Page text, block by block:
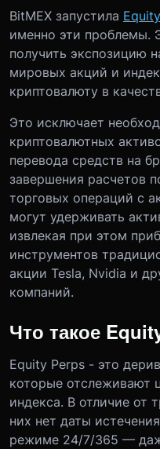
BitMEX запустила
именно эти проблемы.
получить экспозицию
мировых акций и
криптовалюту в
Это исключает
криптовалютных
перевода средств на
завершения расчетов
торговых операций с
могут удерживать
извлекая при этом
инструментов
акции Tesla, Nvidia и
компаний.
Что такое
Equity Perps - это
которые отслеживают
индекса. В отличие от
них нет даты
режиме 24/7/365 —